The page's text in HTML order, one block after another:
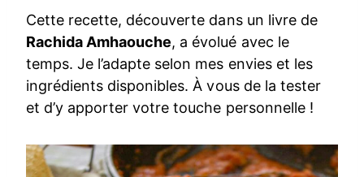
Cette recette, découverte dans un livre de
Rachida Amhaouche, a évolué avec le
temps. Je l’adapte selon mes envies et les
ingrédients disponibles. À vous de la tester
et d’y apporter votre touche personnelle !